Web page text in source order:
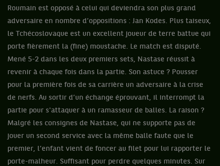
Roumain est opposé à celui qui deviendra son plus grand
adversaire en nombre d’oppositions : Jan Kodes. Plus taiseux,
le Tchécoslovaque est un excellent joueur de terre battue qui
porte fièrement la (fine) moustache. Le match est disputé.
Mené 5-2 dans les deux premiers sets, Nastase réussit à
revenir à chaque fois dans la partie. Son astuce ? Pousser
pour la première fois de sa carrière un adversaire à la crise
de nerfs. Au sortir d’un échange éprouvant, il interrompt la
partie pour s'attaquer à un ramasseur de balles. La raison ?
Malgré les consignes de Nastase, qui ne supporte pas de
jouer un second service avec la même balle faute que le
premier, l’enfant vient de foncer au filet pour lui rapporter le
porte-malheur. Suffisant pour perdre quelques minutes. Sur